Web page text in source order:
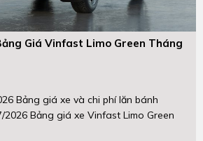
Giá Vinfast Limo Green Tháng
Bảng giá xe và chi phí lăn bánh
2026 Bảng giá xe Vinfast Limo Green